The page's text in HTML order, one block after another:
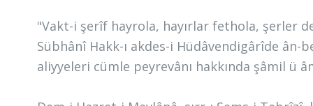
"Vakt-i şerîf hayrola, hayırlar fethola, şerler
Sübhânî Hakk-ı akdes-i Hüdâvendigârîde ân-
aliyyeleri cümle peyrevânı hakkında şâmil ü